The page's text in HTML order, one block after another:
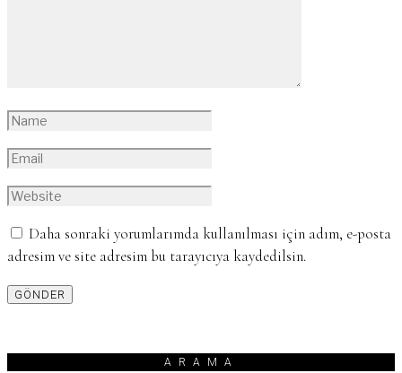
Daha sonraki yorumlarımda kullanılması için adım, e-posta
adresim ve site adresim bu tarayıcıya kaydedilsin.
ARAMA